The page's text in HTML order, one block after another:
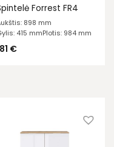
Forrest FR4
898 mm
415 mmPlotis: 984 mm
€